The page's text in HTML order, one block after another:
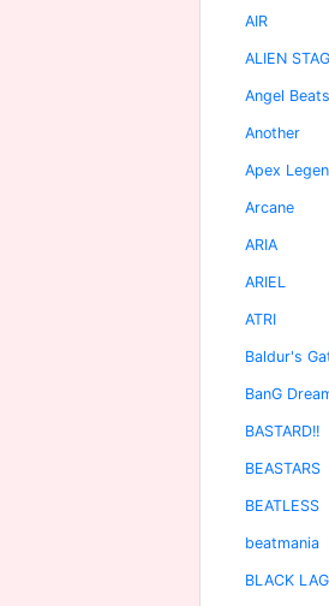
AIR
ALIEN
Angel Beats
Another
Apex
Arcane
ARIA
ARIEL
ATRI
Baldur's
BanG
BASTARD!!
BEASTARS
BEATLESS
beatmania
BLACK